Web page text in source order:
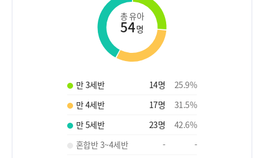
총 유아
54명
만 3세반 14명 25.9%
만 4세반
17명 31.5%
만 5세반
23명 42.6%
혼합반 3~4세반
-
-